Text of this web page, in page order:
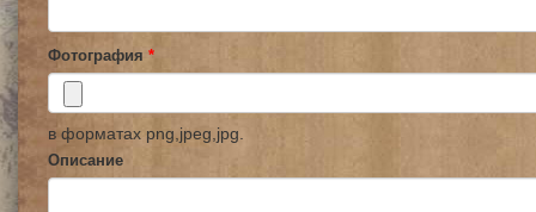
Фотография *
в форматах png,jpeg,jpg.
Описание